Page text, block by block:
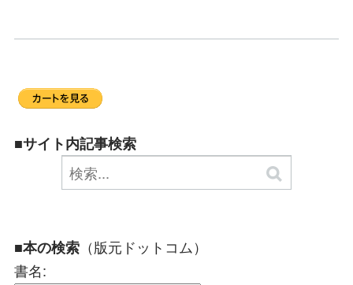
■サイト内記事検索
■本の検索 （版元ドットコム）
書名: